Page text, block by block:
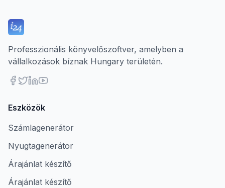
Professzionális könyvelőszoftver, amelyben a
vállalkozások bíznak Hungary területén.
Eszközök
Számlagenerátor
Nyugtagenerátor
Árajánlat készítő
Árajánlat készítő